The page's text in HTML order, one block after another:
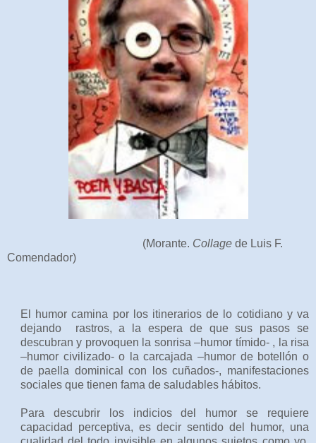
(Morante. Collage de Luis F.
Comendador)
El humor camina por los itinerarios de lo cotidiano y va
dejando
rastros, a la espera de que sus pasos se
descubran y provoquen la sonrisa –humor tímido- , la risa
–humor civilizado- o la carcajada –humor de botellón o
de paella dominical con los cuñados-, manifestaciones
sociales que tienen fama de saludables hábitos.
Para descubrir los indicios del humor se requiere
capacidad perceptiva, es decir sentido del humor, una